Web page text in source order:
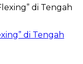
di Tengah